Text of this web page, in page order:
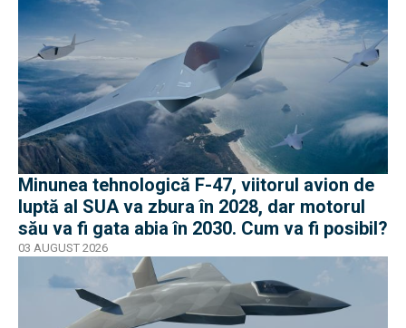
Minunea tehnologică F-47, viitorul avion de
luptă al SUA va zbura în 2028, dar motorul
său va fi gata abia în 2030. Cum va fi posibil?
03 AUGUST 2026